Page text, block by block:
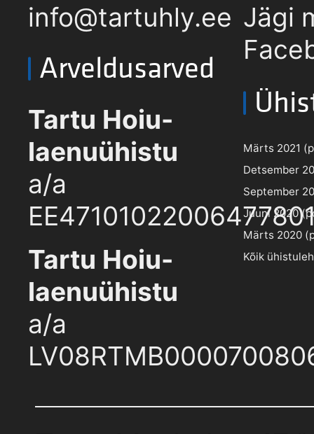
info@tartuhly.ee
Arveldusarved
Tartu Hoiu-
laenuühistu
a/a
Tartu Hoiu-
laenuühistu
a/a
Jägi
Märts 2021
Detsember
September
Juuni 2020
Märts 2020
Kõik